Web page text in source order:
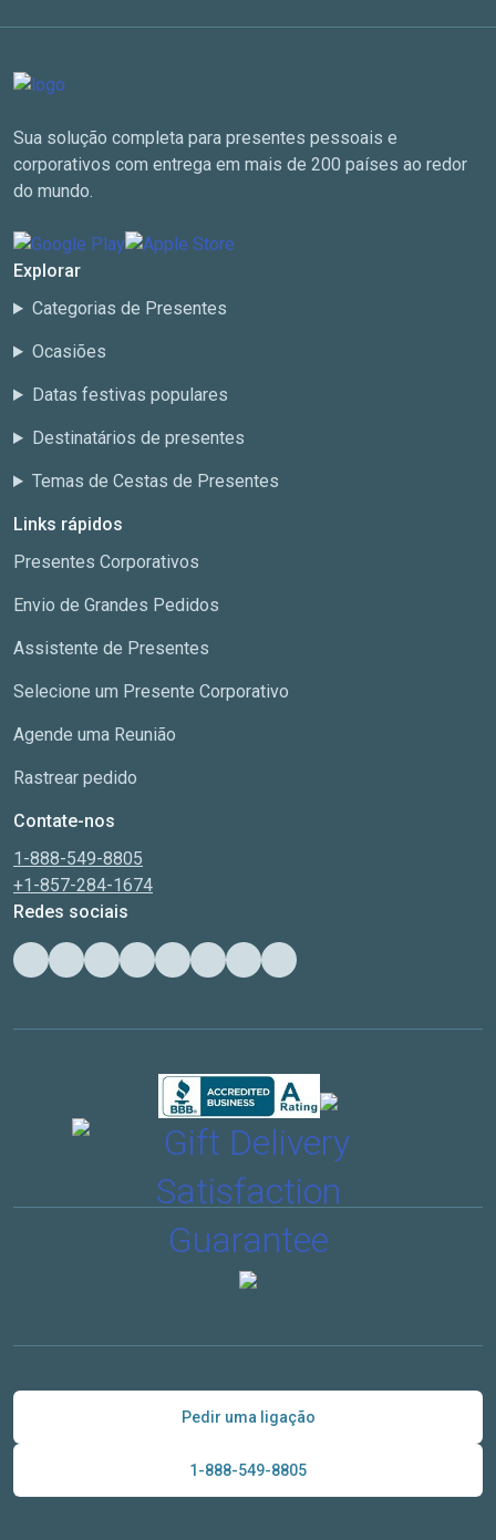
Sua solução completa para presentes pessoais e
corporativos com entrega em mais de 200 países ao redor
do mundo.
Explorar
Categorias de Presentes
Ocasiões
Datas festivas populares
Destinatários de presentes
Temas de Cestas de Presentes
Links rápidos
Presentes Corporativos
Envio de Grandes Pedidos
Assistente de Presentes
Selecione um Presente Corporativo
Agende uma Reunião
Rastrear pedido
Contate-nos
1-888-549-8805
+1-857-284-1674
Redes sociais
Pedir uma ligação
1-888-549-8805